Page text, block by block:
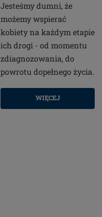
Jesteśmy dumni, że
możemy wspierać
kobiety na każdym etapie
ich drogi - od momentu
zdiagnozowania, do
powrotu dopełnego życia.
WIĘCEJ